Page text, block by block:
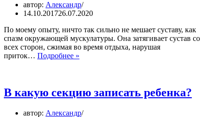
автор: Александр
14.10.201726.07.2020
По моему опыту, ничто так сильно не мешает суставу, как
спазм окружающей мускулатуры. Она затягивает сустав со
всех сторон, сжимая во время отдыха, нарушая
приток… Подробнее »
В какую секцию записать ребенка?
автор: Александр